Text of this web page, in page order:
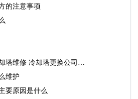
的注意事项
塔维修 冷却塔更换公司…
维护
要原因是什么